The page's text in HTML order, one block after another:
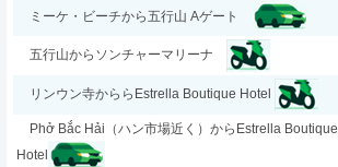
ミーケ・ビーチから五行山 Aゲート
五行山からソンチャーマリーナ
リンウン寺かららEstrella Boutique Hotel
Phở Bắc Hải（ハン市場近く）からEstrella Boutique
Hotel